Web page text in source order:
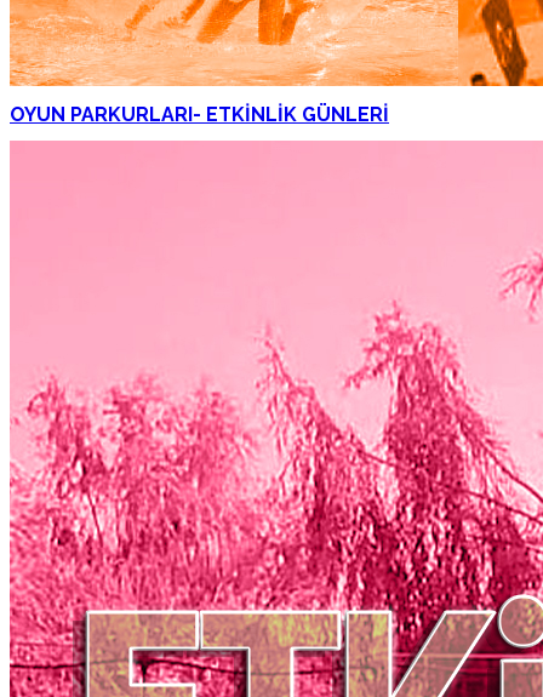
OYUN PARKURLARI- ETKİNLİK GÜNLERİ